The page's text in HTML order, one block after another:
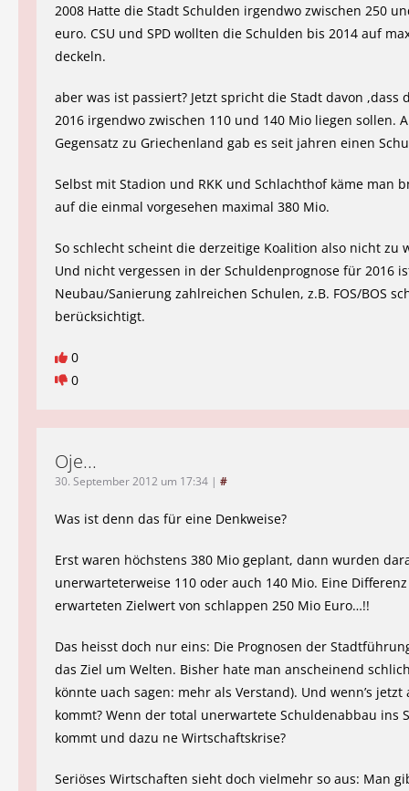
2008 Hatte die Stadt Schulden irgendwo zwischen 250
euro. CSU und SPD wollten die Schulden bis 2014 auf
deckeln.
aber was ist passiert? Jetzt spricht die Stadt davon ,dass
2016 irgendwo zwischen 110 und 140 Mio liegen sollen.
Gegensatz zu Griechenland gab es seit jahren einen
Selbst mit Stadion und RKK und Schlachthof käme man
auf die einmal vorgesehen maximal 380 Mio.
So schlecht scheint die derzeitige Koalition also nicht zu
Und nicht vergessen in der Schuldenprognose für 2016
Neubau/Sanierung zahlreichen Schulen, z.B. FOS/BOS
berücksichtigt.
0
0
Oje...
30. September 2012 um 17:34 | #
Was ist denn das für eine Denkweise?
Erst waren höchstens 380 Mio geplant, dann wurden
unerwarteterweise 110 oder auch 140 Mio. Eine
erwarteten Zielwert von schlappen 250 Mio Euro…!!
Das heisst doch nur eins: Die Prognosen der
das Ziel um Welten. Bisher hate man anscheinend
könnte uach sagen: mehr als Verstand). Und wenn’s
kommt? Wenn der total unerwartete Schuldenabbau ins
kommt und dazu ne Wirtschaftskrise?
Seriöses Wirtschaften sieht doch vielmehr so aus: Man